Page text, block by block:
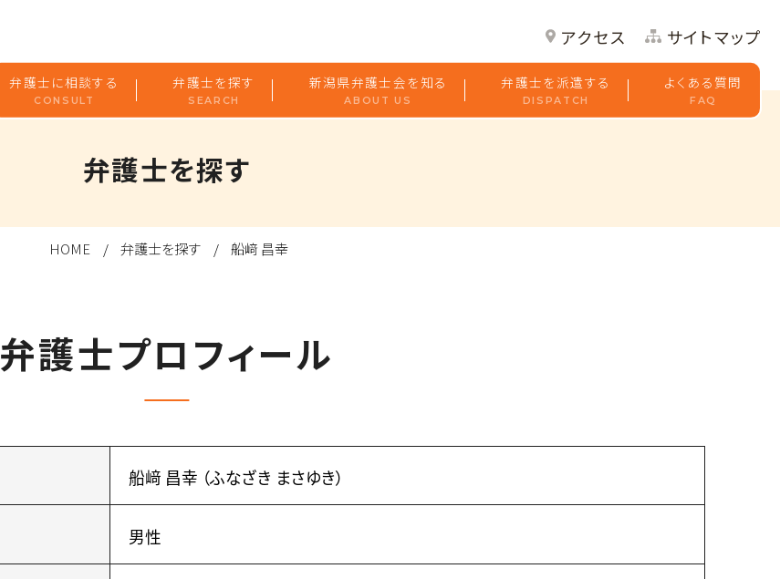
アクセス サイトマップ
弁護士に相談する
CONSULT
弁護士を探す
SEARCH
新潟県弁護士会を知る
ABOUT US
弁護士を派遣する
DISPATCH
よくある質問
FAQ
弁護士を探す
HOME 弁護士を探す 船﨑 昌幸
弁護士プロフィール
船﨑 昌幸 （ふなざき まさゆき）
男性